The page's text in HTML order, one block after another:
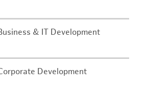
& IT Development
Development